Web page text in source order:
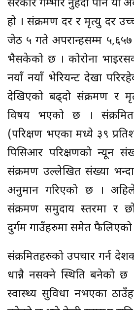
सरकार गम्भीर नुहँदा पनि यो
हो । संक्रमण दर र मृत्यु दर
जेठ ५ गते अपरान्हसम्म
भैसकेको छ । कोरोना
नयाँ नयाँ भेरियन्ट देखा
देखिएको बढ्दो संक्रमण र
विषय भएको छ ।
(परिक्षण भएका मध्ये ३९
पिसिआर परिक्षणको न्यून
संक्रमण उल्लेखित संख्या
अनुमान गरिएको छ ।
संक्रमण समुदाय स्तरमा र
दुर्गम गाउँहरुमा समेत
संक्रमितहरुको उपचार गर्न
धान्नै नसक्ने स्थिति बनेको
स्वास्थ्य सुविधा नभएका